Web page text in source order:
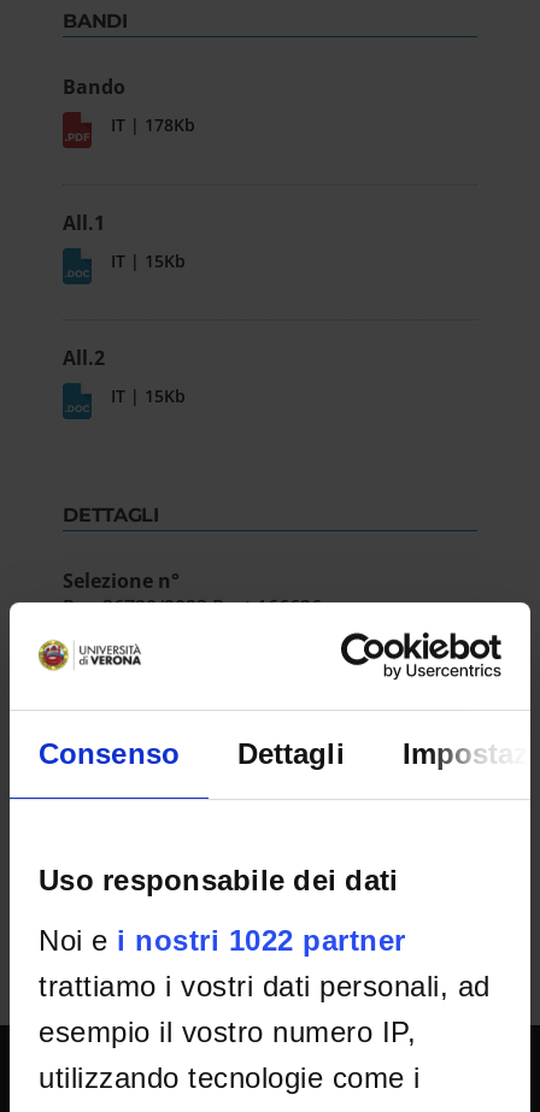
Consenso Dettagli
Uso responsabile dei dati
Noi e i nostri 1022 partner
trattiamo i vostri dati personali, ad
esempio il vostro numero IP,
utilizzando tecnologie come i
BANDI
Bando
IT | 178Kb
All.1
IT | 15Kb
All.2
IT | 15Kb
DETTAGLI
Selezione n°
Rep.36720/2023 Prot.166626
Dipartimento
Decreto